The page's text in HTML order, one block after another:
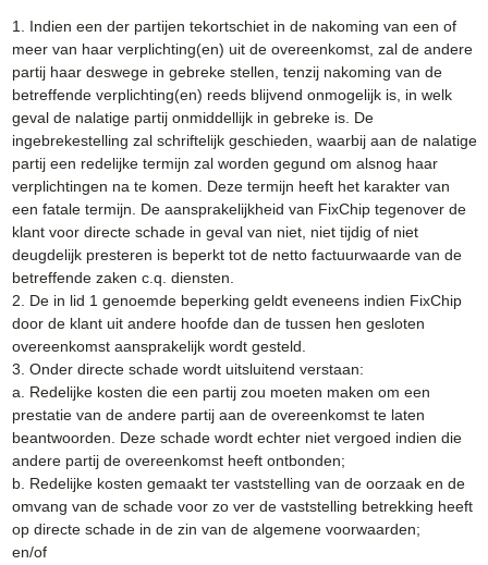
1. Indien een der partijen tekortschiet in de nakoming van een of
meer van haar verplichting(en) uit de overeenkomst, zal de andere
partij haar deswege in gebreke stellen, tenzij nakoming van de
betreffende verplichting(en) reeds blijvend onmogelijk is, in welk
geval de nalatige partij onmiddellijk in gebreke is. De
ingebrekestelling zal schriftelijk geschieden, waarbij aan de nalatige
partij een redelijke termijn zal worden gegund om alsnog haar
verplichtingen na te komen. Deze termijn heeft het karakter van
een fatale termijn. De aansprakelijkheid van FixChip tegenover de
klant voor directe schade in geval van niet, niet tijdig of niet
deugdelijk presteren is beperkt tot de netto factuurwaarde van de
betreffende zaken c.q. diensten.
2. De in lid 1 genoemde beperking geldt eveneens indien FixChip
door de klant uit andere hoofde dan de tussen hen gesloten
overeenkomst aansprakelijk wordt gesteld.
3. Onder directe schade wordt uitsluitend verstaan:
a. Redelijke kosten die een partij zou moeten maken om een
prestatie van de andere partij aan de overeenkomst te laten
beantwoorden. Deze schade wordt echter niet vergoed indien die
andere partij de overeenkomst heeft ontbonden;
b. Redelijke kosten gemaakt ter vaststelling van de oorzaak en de
omvang van de schade voor zo ver de vaststelling betrekking heeft
op directe schade in de zin van de algemene voorwaarden;
en/of